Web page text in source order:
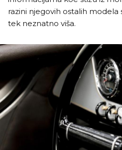
razini njegovih ostalih
tek neznatno viša.